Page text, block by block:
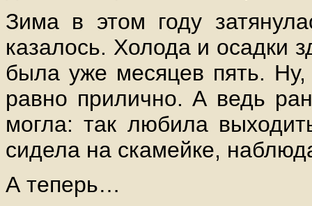
Зима в этом году
казалось. Холода и осадки
была уже месяцев пять.
равно прилично. А ведь
могла: так любила
сидела на скамейке,
А теперь…